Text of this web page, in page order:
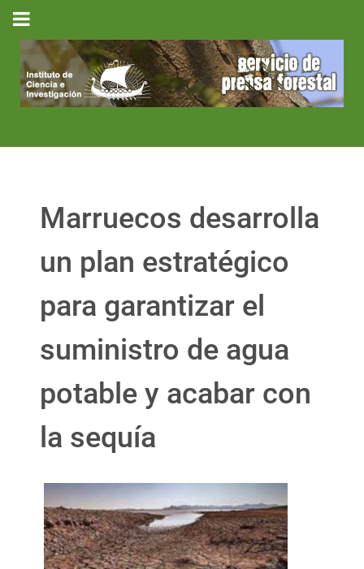
Marruecos desarrolla
un plan estratégico
para garantizar el
suministro de agua
potable y acabar con
la sequía